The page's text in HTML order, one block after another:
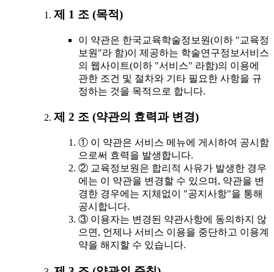
제 1 조 (목적)
이 약관은 한국교육학술정보원(이하 "교육정
보원"라 함)이 제공하는 학술연구정보서비스
의 웹사이트(이하 "서비스" 라함)의 이용에
관한 조건 및 절차와 기타 필요한 사항을 규
정하는 것을 목적으로 합니다.
제 2 조 (약관의 효력과 변경)
① 이 약관은 서비스 메뉴에 게시하여 공시함
으로써 효력을 발생합니다.
② 교육정보원은 합리적 사유가 발생한 경우
에는 이 약관을 변경할 수 있으며, 약관을 변
경한 경우에는 지체없이 "공지사항"을 통해
공시합니다.
③ 이용자는 변경된 약관사항에 동의하지 않
으면, 언제나 서비스 이용을 중단하고 이용계
약을 해지할 수 있습니다.